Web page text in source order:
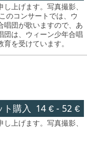
上げます。写真撮影、
このコンサートでは、ウ
唱団が歌いますので、あ
団は、ウィーン少年合唱
を受けています。
ト購入 14 €- 52 €
上げます。写真撮影、